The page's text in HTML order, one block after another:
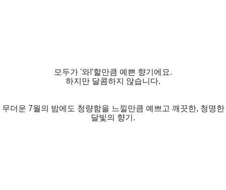
모두가 '와!'할만큼 예쁜 향기에요.
하지만 달콤하지 않습니다.
무더운 7월의 밤에도 청량함을 느낄만큼 예쁘고 깨끗한, 청명한
달빛의 향기.